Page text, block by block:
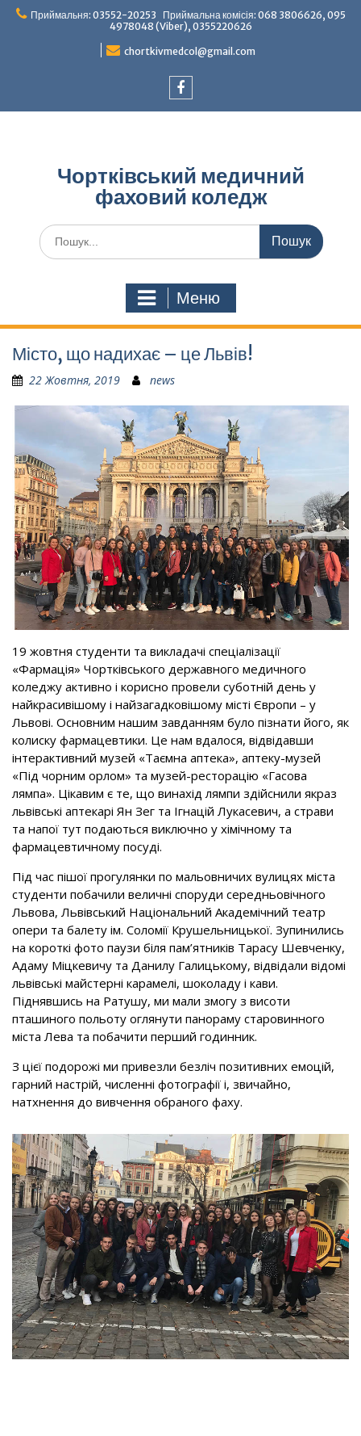
ПерейтиПриймальня: 03552-20253 Приймальна комісія: 068 3806626, 095
4978048 (Viber), 0355220626
chortkivmedcol@gmail.com
Чортківський медичний
фаховий коледж
Шукати:
Меню
Місто, що надихає – це Львів!
22 Жовтня, 2019 news
19 жовтня студенти та викладачі спеціалізації
«Фармація» Чортківського державного медичного
коледжу активно і корисно провели суботній день у
найкрасивішому і найзагадковішому місті Європи – у
Львові. Основним нашим завданням було пізнати його, як
колиску фармацевтики. Це нам вдалося, відвідавши
інтерактивний музей «Таємна аптека», аптеку-музей
«Під чорним орлом» та музей-ресторацію «Гасова
лямпа». Цікавим є те, що винахід лямпи здійснили якраз
львівські аптекарі Ян Зег та Ігнацій Лукасевич, а страви
та напої тут подаються виключно у хімічному та
фармацевтичному посуді.
Під час пішої прогулянки по мальовничих вулицях міста
студенти побачили величні споруди середньовічного
Львова, Львівський Національний Академічний театр
опери та балету ім. Соломії Крушельницької. Зупинились
на короткі фото паузи біля пам’ятників Тарасу Шевченку,
Адаму Міцкевичу та Данилу Галицькому, відвідали відомі
львівські майстерні карамелі, шоколаду і кави.
Піднявшись на Ратушу, ми мали змогу з висоти
пташиного польоту оглянути панораму старовинного
міста Лева та побачити перший годинник.
З цієї подорожі ми привезли безліч позитивних емоцій,
гарний настрій, численні фотографії і, звичайно,
натхнення до вивчення обраного фаху.